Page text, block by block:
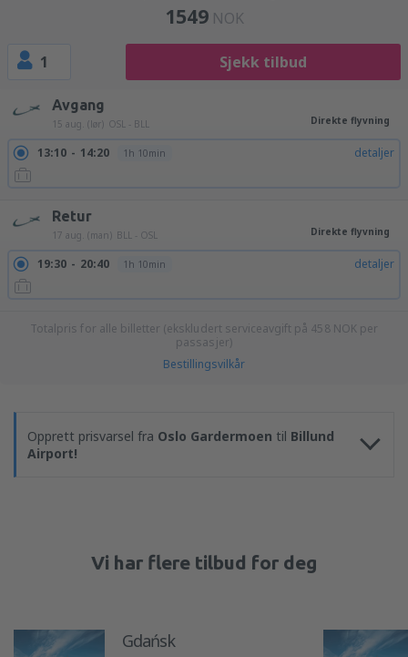
1549 NOK
1 Sjekk tilbud
Avgang
15 aug. (lør) OSL - BLL Direkte flyvning
13:10 14:20 1h 10min detaljer
Retur
17 aug. (man) BLL - OSL Direkte flyvning
19:30 20:40 1h 10min detaljer
Totalpris for alle billetter (ekskludert serviceavgift på 458 NOK per
passasjer)
Bestillingsvilkår
Opprett prisvarsel fra Oslo Gardermoen til Billund
Airport!
Vi har flere tilbud for deg
Gdańsk